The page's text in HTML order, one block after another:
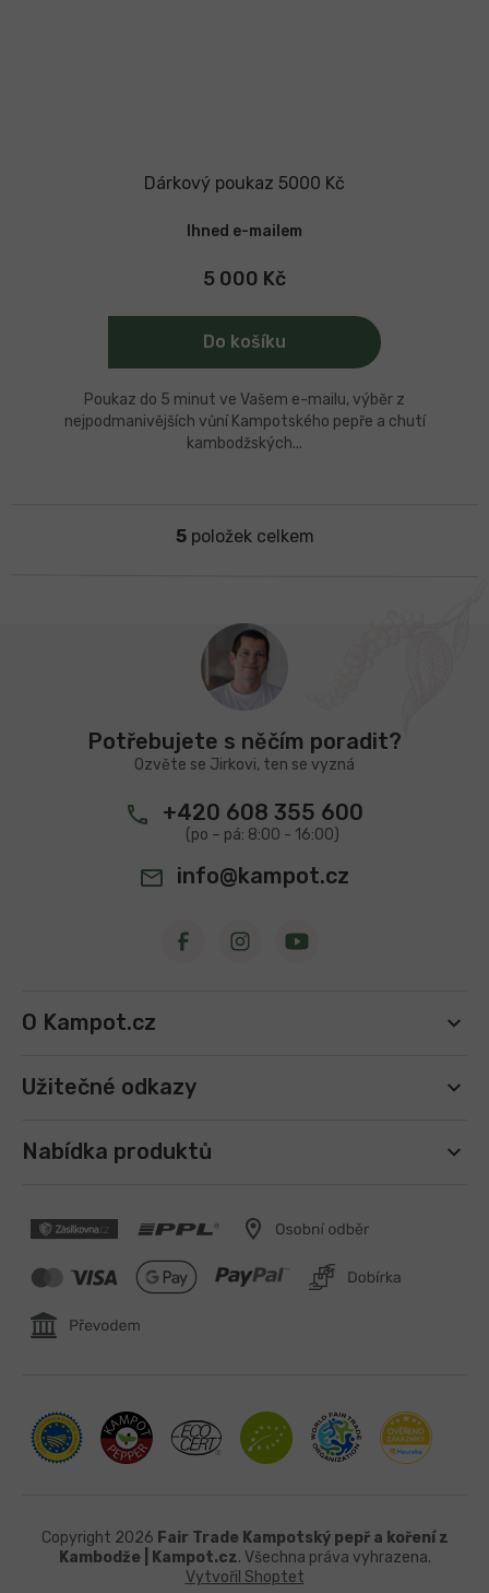
Dárkový poukaz 5000 Kč
Ihned e-mailem
5 000 Kč
Do košíku
Poukaz do 5 minut ve Vašem e-mailu, výběr z
nejpodmanivějších vůní Kampotského pepře a chutí
kambodžských...
O
d
a
c
í
p
r
v
k
v
ý
i
5položek celkem
Potřebujete s něčím poradit?
Ozvěte se Jirkovi, ten se vyzná
+420 608 355 600
info@kampot.cz
O Kampot.cz
Užitečné odkazy
Nabídka produktů
Vytvořil Shoptet
Copyright 2026 Fair Trade Kampotský pepř a koření z
Kambodže | Kampot.cz. Všechna práva vyhrazena.